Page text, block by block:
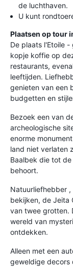
de luchthaven.
U kunt
Plaatsen op tour
De plaats l'Etoile
kopje koffie op
restaurants,
leeftijden.
genieten van een
budgetten en
Bezoek een van
archeologische
enorme
land niet verlaten
Baalbek die tot
behoort.
Natuurliefhebber
bekijken, de Jeita
van twee grotten.
wereld van
ontdekken.
Alleen met een
geweldige decors